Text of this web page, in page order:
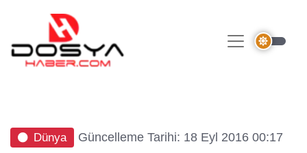
Dünya Güncelleme Tarihi: 18 Eyl 2016 00:17